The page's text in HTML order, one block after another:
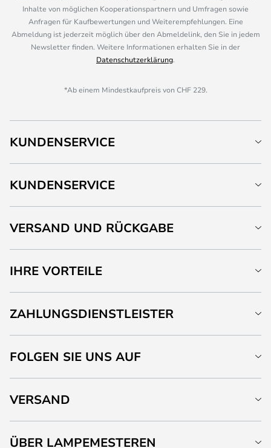
Inhalte von möglichen Kooperationspartnern und Umfragen sowie
Anfragen für Kaufbewertungen und Weiterempfehlungen. Eine
Abmeldung ist jederzeit möglich über den Abmeldelink, den Sie in jedem
Newsletter finden. Weitere Informationen erhalten Sie in der
Datenschutzerklärung.
*Ab einem Mindestkaufpreis von CHF 229.
KUNDENSERVICE
KUNDENSERVICE
VERSAND UND RÜCKGABE
IHRE VORTEILE
ZAHLUNGSDIENSTLEISTER
FOLGEN SIE UNS AUF
VERSAND
ÜBER LAMPEMESTEREN